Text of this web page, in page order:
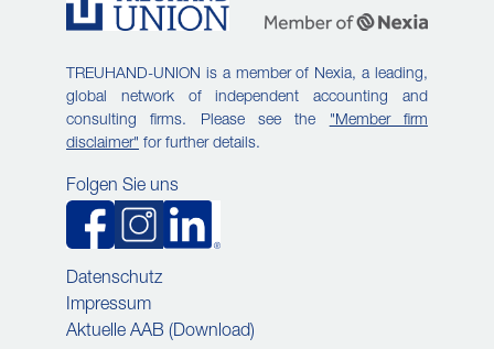
TREUHAND-UNION is a member of Nexia, a leading,
global network of independent accounting and
consulting firms. Please see the "Member firm
disclaimer" for further details.
Datenschutz
Impressum
Aktuelle AAB (Download)
Folgen Sie uns